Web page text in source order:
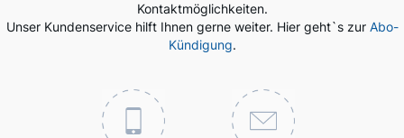
Kontaktmöglichkeiten.
Unser Kundenservice hilft Ihnen gerne weiter. Hier geht`s zur Abo-
Kündigung.